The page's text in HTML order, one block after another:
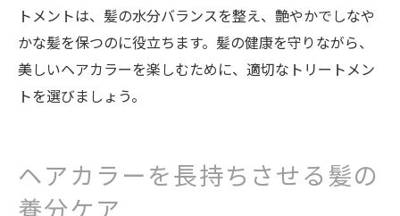
トメントは、髪の水分バランスを整え、艶やかでしなや
かな髪を保つのに役立ちます。髪の健康を守りながら、
美しいヘアカラーを楽しむために、適切なトリートメン
トを選びましょう。
ヘアカラーを長持ちさせる髪の